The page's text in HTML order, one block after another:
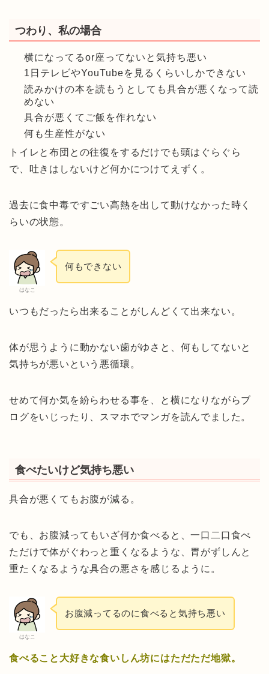
つわり、私の場合
横になってるor座ってないと気持ち悪い
1日テレビやYouTubeを見るくらいしかできない
読みかけの本を読もうとしても具合が悪くなって読
めない
具合が悪くてご飯を作れない
何も生産性がない
トイレと布団との往復をするだけでも頭はぐらぐら
で、吐きはしないけど何かにつけてえずく。
過去に食中毒ですごい高熱を出して動けなかった時く
らいの状態。
はなこ
何もできない
いつもだったら出来ることがしんどくて出来ない。
体が思うように動かない歯がゆさと、何もしてないと
気持ちが悪いという悪循環。
せめて何か気を紛らわせる事を、と横になりながらブ
ログをいじったり、スマホでマンガを読んでました。
食べたいけど気持ち悪い
具合が悪くてもお腹が減る。
でも、お腹減ってもいざ何か食べると、一口二口食べ
ただけで体がぐわっと重くなるような、胃がずしんと
重たくなるような具合の悪さを感じるように。
はなこ
お腹減ってるのに食べると気持ち悪い
食べること大好きな食いしん坊にはただただ地獄。